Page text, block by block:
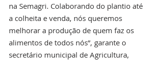
na Semagri. Colaborando do plantio até
a colheita e venda, nós queremos
melhorar a produção de quem faz os
alimentos de todos nós”, garante o
secretário municipal de Agricultura,